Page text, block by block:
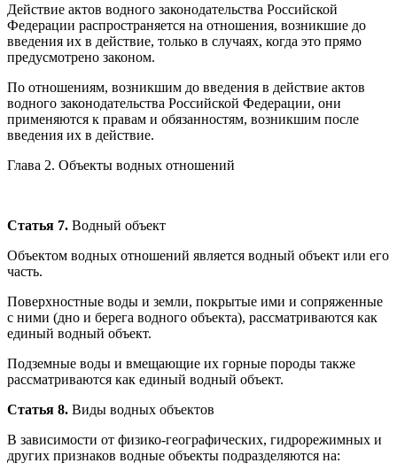
Действие актов водного законодательства Российской
Федерации распространяется на отношения, возникшие до
введения их в действие, только в случаях, когда это прямо
предусмотрено законом.
По отношениям, возникшим до введения в действие актов
водного законодательства Российской Федерации, они
применяются к правам и обязанностям, возникшим после
введения их в действие.
Глава 2. Объекты водных отношений
Статья 7. Водный объект
Объектом водных отношений является водный объект или его
часть.
Поверхностные воды и земли, покрытые ими и сопряженные
с ними (дно и берега водного объекта), рассматриваются как
единый водный объект.
Подземные воды и вмещающие их горные породы также
рассматриваются как единый водный объект.
Статья 8. Виды водных объектов
В зависимости от физико-географических, гидрорежимных и
других признаков водные объекты подразделяются на: